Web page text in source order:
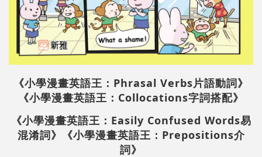
《小學漫畫英語王：Phrasal Verbs片語動詞》
《小學漫畫英語王：Collocations字詞搭配》
《小學漫畫英語王：Easily Confused Words易
混淆詞》
《小學漫畫英語王：Prepositions介
詞》